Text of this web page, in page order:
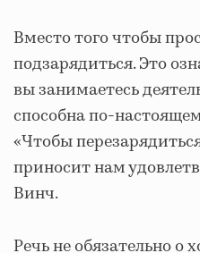
Вместо того чтобы
подзарядиться. Это
вы занимаетесь
способна по-
«Чтобы
приносит нам
Винч.
Речь не обязательно